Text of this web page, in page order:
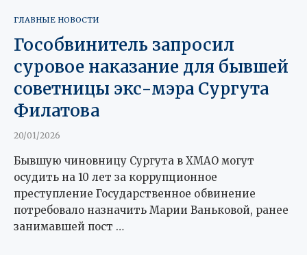
ГЛАВНЫЕ НОВОСТИ
Гособвинитель запросил
суровое наказание для бывшей
советницы экс-мэра Сургута
Филатова
20/01/2026
Бывшую чиновницу Сургута в ХМАО могут
осудить на 10 лет за коррупционное
преступление Государственное обвинение
потребовало назначить Марии Ваньковой, ранее
занимавшей пост …